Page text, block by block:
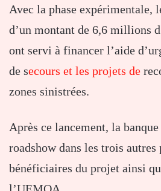
Avec la phase expérimentale,
d’un montant de 6,6 millions
ont servi à financer l’aide
de secours et les projets de
zones sinistrées.
Après ce lancement, la
roadshow dans les trois autres
bénéficiaires du projet ainsi